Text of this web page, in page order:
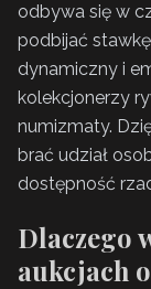
odbywa się w
podbijać
dynamiczny i
kolekcjonerzy
numizmaty.
brać udział
dostępność
Dlaczego
aukcjach